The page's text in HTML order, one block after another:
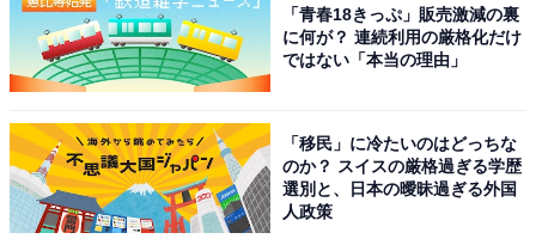
「青春18きっぷ」販売激減の裏
に何が？ 連続利用の厳格化だけ
ではない「本当の理由」
「移民」に冷たいのはどっちな
のか？ スイスの厳格過ぎる学歴
選別と、日本の曖昧過ぎる外国
人政策